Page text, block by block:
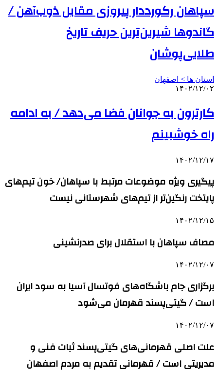
سپاهان رکورددار پیروزی مقابل ذوب‌آهن /
گاندوها شیرین‌ترین حریف تاریخ
طلایی‌پوشان
استان ها > اصفهان
۱۴۰۲/۱۲/۰۲
کارترون به جوانان فضا می‌دهد / به ادامه
راه خوشبینم
۱۴۰۲/۱۲/۱۷
پیگیری ویژه موضوعات مرتبط با سپاهان/ خون تیم‌های
پایتخت رنگین‌تر از تیم‌های شهرستانی نیست
۱۴۰۲/۱۲/۱۵
مصاف سپاهان با استقلال برای صدرنشینی
۱۴۰۲/۱۲/۰۷
برگزاری جام باشگاه‌های فوتسال آسیا به سود ایران
است / گیتی‌پسند قهرمان می‌شود
۱۴۰۲/۱۲/۰۷
علت اصلی قهرمانی‌های گیتی‌پسند ثبات فنی و
مدیریتی است / قهرمانی تقدیم به مردم اصفهان